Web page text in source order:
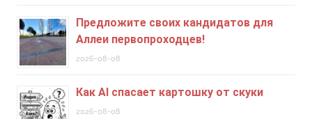
Предложите своих кандидатов для
Аллеи первопроходцев!
2026-08-08
Как AI спасает картошку от скуки
2026-08-08